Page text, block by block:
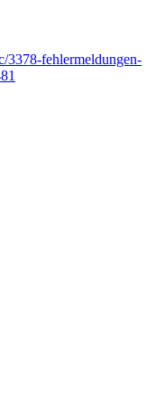
3378-fehlermeldungen-